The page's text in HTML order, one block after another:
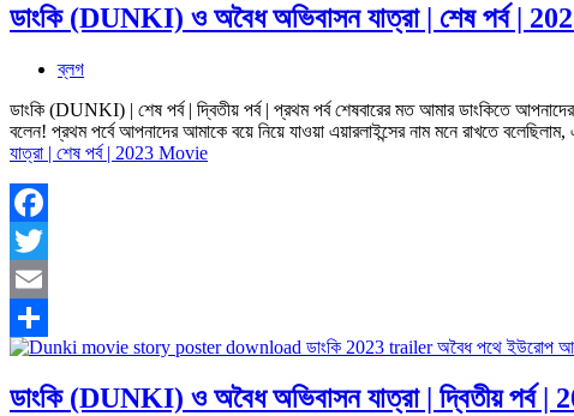
ডাংকি (DUNKI) ও অবৈধ অভিবাসন যাত্রা | শেষ পর্ব |
ব্লগ
ডাংকি (DUNKI) | শেষ পর্ব | দ্বিতীয় পর্ব | প্রথম পর্ব শেষবারের মত আমার ডাংকিতে
বলেন! প্রথম পর্বে আপনাদের আমাকে বয়ে নিয়ে যাওয়া এয়ারলাইন্সের নাম মনে রাখতে
যাত্রা | শেষ পর্ব | 2023 Movie
Facebook
Twitter
Email
Share
ডাংকি (DUNKI) ও অবৈধ অভিবাসন যাত্রা | দ্বিতীয় পর্ব